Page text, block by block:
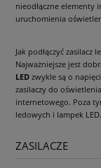
nieodłączne elementy
uruchomienia
Jak podłączyć
Najważniejsze jest
LED zwykle są o
zasilaczy do
internetowego. Poza
ledowych i lampek LED.
ZASILACZE